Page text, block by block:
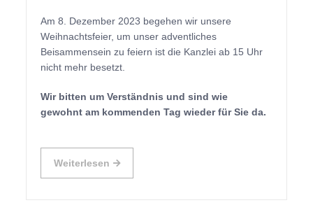
Am 8. Dezember 2023 begehen wir unsere
Weihnachtsfeier, um unser adventliches
Beisammensein zu feiern ist die Kanzlei ab 15 Uhr
nicht mehr besetzt.
Wir bitten um Verständnis und sind wie
gewohnt am kommenden Tag wieder für Sie da.
Weiterlesen